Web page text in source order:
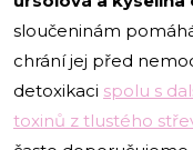
sloučeninám
chrání jej před
detoxikaci spolu s
toxinů z tlustého